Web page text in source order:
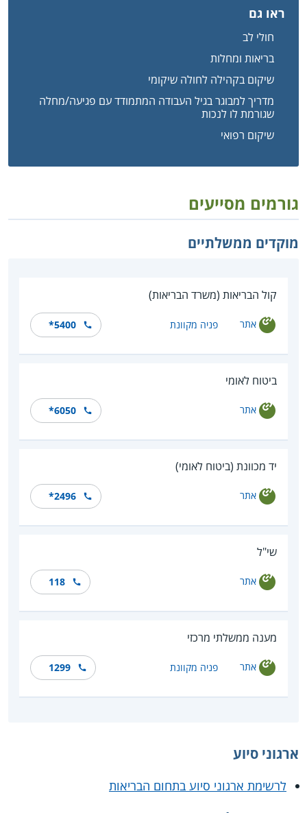
ראו גם
חולי לב
בריאות ומחלות
שיקום בקהילה לחולה שיקומי
מדריך למבוגר בגיל העבודה המתמודד עם פגיעה/מחלה
שגורמת לו לנכות
שיקום רפואי
גורמים מסייעים
מוקדים ממשלתיים
קול הבריאות (משרד הבריאות)
אתר פניה מקוונת *5400
ביטוח לאומי
אתר *6050
יד מכוונת (ביטוח לאומי)
אתר *2496
שי"ל
אתר 118
מענה ממשלתי מרכזי
אתר פניה מקוונת 1299
ארגוני סיוע
לרשימת ארגוני סיוע בתחום הבריאות